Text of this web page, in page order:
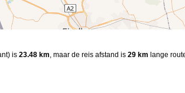
is 23.48 km, maar de reis afstand is 29 km lange